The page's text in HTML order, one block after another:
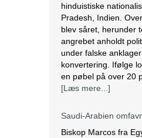
hinduistiske
Pradesh, Indien.
blev såret, herunder
angrebet anholdt
under falske
konvertering. Ifølge
en pøbel på over 20
[Læs mere...]
Saudi-Arabien
Biskop Marcos fra